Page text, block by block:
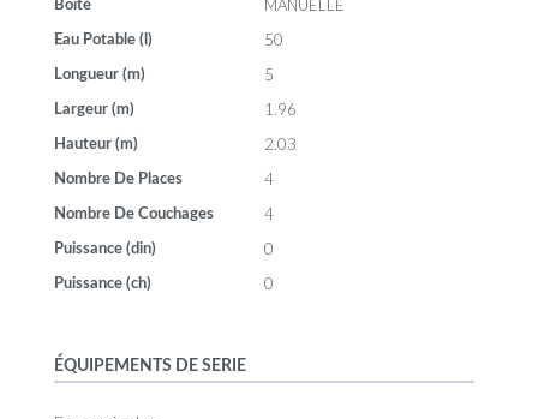
Boîte MANUELLE
Eau Potable (l) 50
Longueur (m) 5
Largeur (m) 1.96
Hauteur (m) 2.03
Nombre De Places 4
Nombre De Couchages 4
Puissance (din) 0
Puissance (ch) 0
ÉQUIPEMENTS DE SERIE